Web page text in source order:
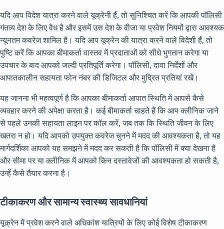
यदि आप विदेश यात्रा करने वाले यूक्रेनी हैं, तो सुनिश्चित करें कि आपकी पॉलिसी
गंतव्य देश के लिए वैध है और इसमें उस देश के वीजा या प्रवेश नियमों द्वारा आवश्यक
न्यूनतम कवरेज शामिल है। यदि आप यूक्रेन की यात्रा करने वाले विदेशी हैं, तो
पुष्टि करें कि आपका बीमाकर्ता वास्तव में प्रदाताओं को सीधे भुगतान करेगा या
उपचार के बाद आपको जल्दी प्रतिपूर्ति करेगा। पॉलिसी, दावा निर्देशों और
आपातकालीन सहायता फोन नंबर की डिजिटल और मुद्रित प्रतियां रखें।
यह जानना भी महत्वपूर्ण है कि आपका बीमाकर्ता आपात स्थिति में आपसे कैसे
व्यवहार करने की अपेक्षा करता है। कई बीमाकर्ता चाहते हैं कि आप क्लीनिक जाने
से पहले उनकी सहायता लाइन पर कॉल करें, जब तक कि स्थिति जीवन के लिए
खतरा न हो। यदि आपको उपयुक्त कवरेज चुनने में मदद की आवश्यकता है, तो यह
मार्गदर्शिका आपको यह समझने में मदद कर सकती है कि पॉलिसी में क्या देखना है
और सीमा पर या क्लीनिक में आपको किन दस्तावेजों की आवश्यकता हो सकती है,
उन्हें कैसे तैयार करना है।
टीकाकरण और सामान्य स्वास्थ्य सावधानियां
यूक्रेन में प्रवेश करने वाले अधिकांश यात्रियों के लिए कोई विशेष टीकाकरण